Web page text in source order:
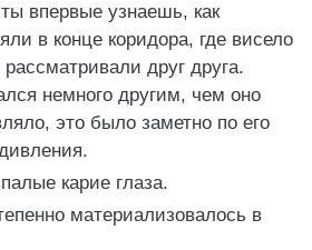
ты впервые узнаешь, как
в конце коридора, где висело
друг друга.
немного другим, чем оно
это было заметно по его
карие глаза.
материализовалось в